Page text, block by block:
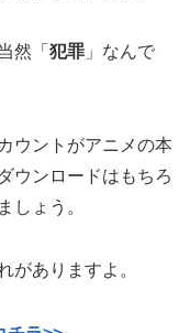
然「 犯罪 」なんで
ウントがアニメの本
ウンロードはもちろ
しょう。
がありますよ。